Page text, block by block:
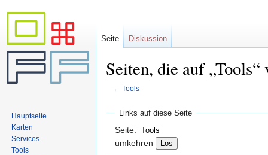
Seiten, die auf „Tools“
← Tools
Navigation
springen
springen
Links auf diese Seite
Seite:
umkehren
Seite Diskussion
Hauptseite
Karten
Services
Tools